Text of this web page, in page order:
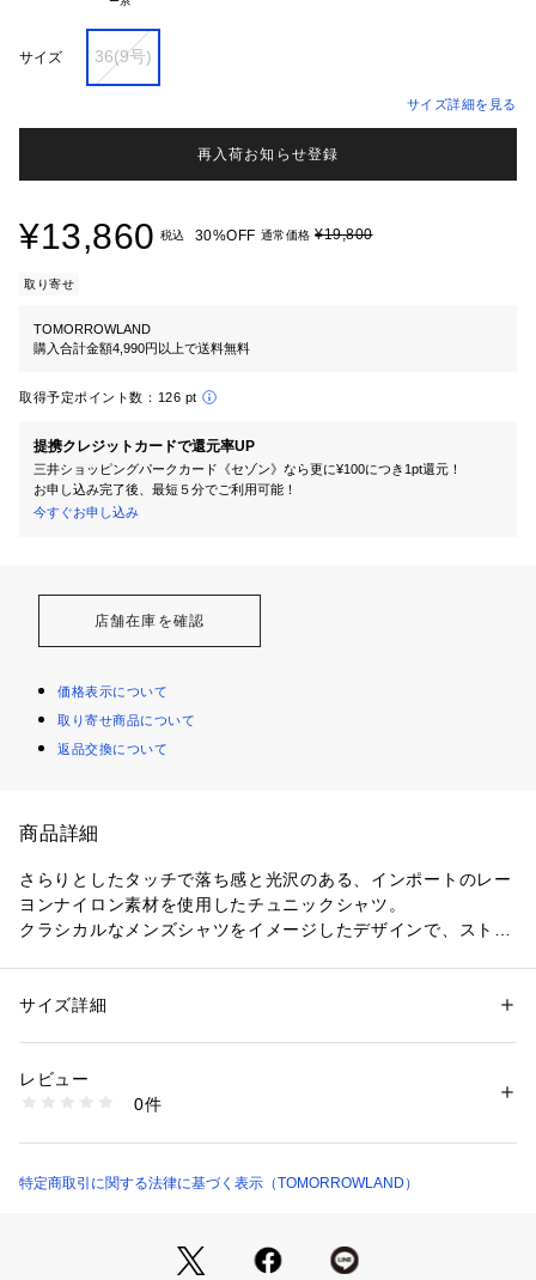
サイズ 36(9号)
サイズ詳細を見る
再入荷お知らせ登録
¥13,860 税込 30%OFF 通常価格 ¥19,800
取り寄せ
TOMORROWLAND
購入合計金額4,990円以上で送料無料
取得予定ポイント数： 126 pt
提携クレジットカードで還元率UP
三井ショッピングパークカード《セゾン》なら更に¥100につき1pt還元！
お申し込み完了後、最短５分でご利用可能！
今すぐお申し込み
店舗在庫を確認
価格表示について
取り寄せ商品について
返品交換について
商品詳細
さらりとしたタッチで落ち感と光沢のある、インポートのレー
ヨンナイロン素材を使用したチュニックシャツ。
クラシカルなメンズシャツをイメージしたデザインで、ストラ
ックにはギャザーを寄せてほど良いボリュームを持たせまし
トとレイヤードして裾からちらりと覗かせたり、トレンドのニ
ットレギンスなどと合わせるのもおすすめ。
店舗にお問い合わせの際は、下記の商品番号をお申し付けくだ
性別：レディース
素材：レーヨン89％　ナイロン11％
洗濯：手洗い、漂白不可、タンブル乾燥不可、自然乾燥、アイロン仕上げ
可、ドライ可、ウエットクリーニング可
商品番号：1095000001060 （モール）
サイズ詳細
レビュー
0件
特定商取引に関する法律に基づく表示（TOMORROWLAND）